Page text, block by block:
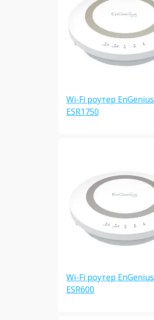
Wi-Fi роутер EnGenius
ESR1750
Wi-Fi роутер EnGenius
ESR600